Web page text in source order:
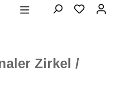
Zirkel /